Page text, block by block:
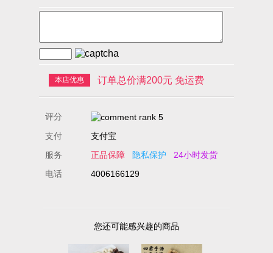
本店优惠 订单总价满200元 免运费
评分
支付
支付宝
服务
正品保障 隐私保护
24小时发货
电话
4006166129
您还可能感兴趣的商品